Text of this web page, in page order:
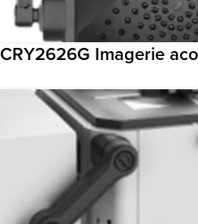
CRY2626G Imagerie